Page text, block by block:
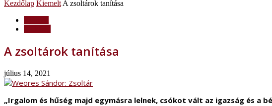
Kezdőlap Kiemelt A zsoltárok tanítása
A zsoltárok tanítása
július 14, 2021
„Irgalom és hűség majd egymásra lelnek, csókot vált az igazság és a